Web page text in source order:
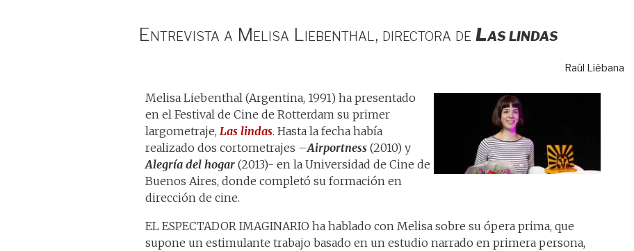
Entrevista a Melisa Liebenthal, directora de Las lindas
Raúl Liébana
Melisa Liebenthal (Argentina, 1991) ha presentado
en el Festival de Cine de Rotterdam su primer
largometraje, Las lindas. Hasta la fecha había
realizado dos cortometrajes –Airportness (2010) y
Alegría del hogar (2013)- en la Universidad de Cine de
Buenos Aires, donde completó su formación en
dirección de cine.
EL ESPECTADOR IMAGINARIO ha hablado con Melisa sobre su ópera prima, que
supone un estimulante trabajo basado en un estudio narrado en primera persona,